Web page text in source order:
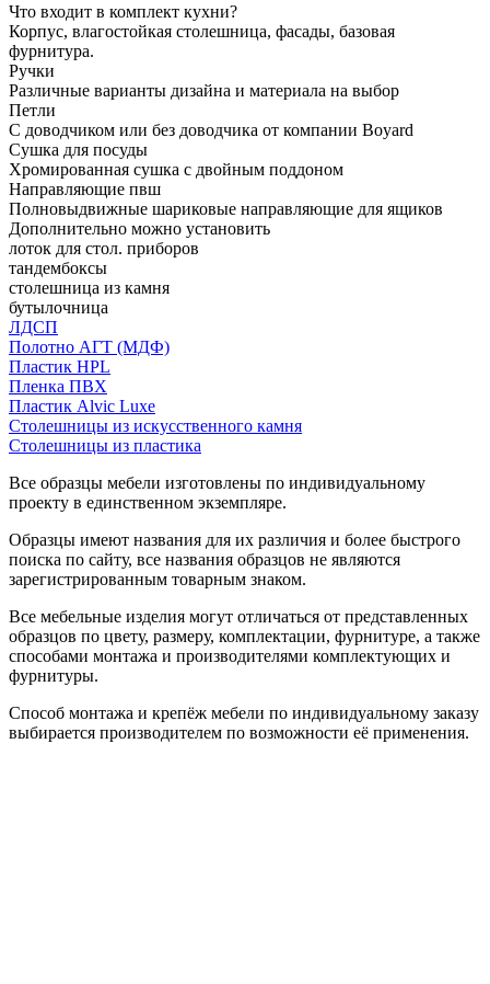
Что входит в комплект кухни?
Корпус, влагостойкая столешница, фасады, базовая
фурнитура.
Ручки
Различные варианты дизайна и материала на выбор
Петли
С доводчиком или без доводчика от компании Boyard
Сушка для посуды
Хромированная сушка с двойным поддоном
Направляющие пвш
Полновыдвижные шариковые направляющие для ящиков
Дополнительно можно установить
лоток для стол. приборов
тандембоксы
столешница из камня
бутылочница
ЛДСП
Полотно АГТ (МДФ)
Пластик HPL
Пленка ПВХ
Пластик Alvic Luxe
Столешницы из искусственного камня
Столешницы из пластика
Все образцы мебели изготовлены по индивидуальному
проекту в единственном экземпляре.
Образцы имеют названия для их различия и более быстрого
поиска по сайту, все названия образцов не являются
зарегистрированным товарным знаком.
Все мебельные изделия могут отличаться от представленных
образцов по цвету, размеру, комплектации, фурнитуре, а также
способами монтажа и производителями комплектующих и
фурнитуры.
Способ монтажа и крепёж мебели по индивидуальному заказу
выбирается производителем по возможности её применения.